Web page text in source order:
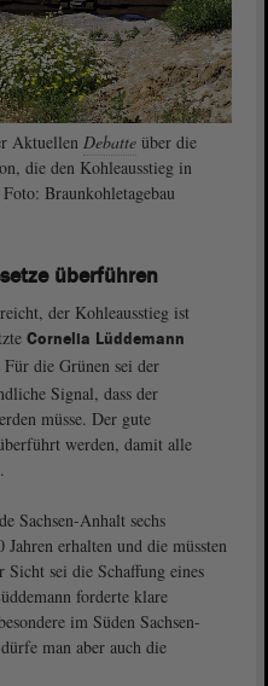
Aktuellen Debatte über die
die den Kohleausstieg in
Braunkohletagebau
überführen
der Kohleausstieg ist
Cornelia Lüddemann
die Grünen sei der
Signal, dass der
müsse. Der gute
werden, damit alle
Sachsen-Anhalt sechs
erhalten und die müssten
sei die Schaffung eines
forderte klare
im Süden Sachsen-
man aber auch die